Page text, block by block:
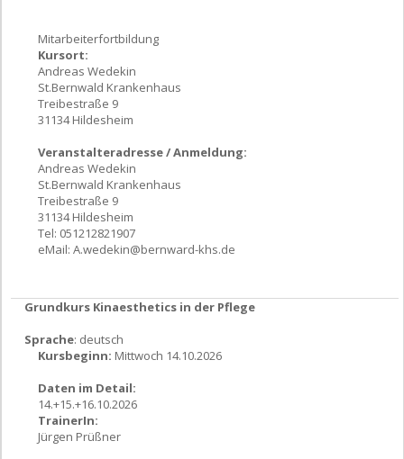
Mitarbeiterfortbildung
Kursort:
Andreas Wedekin
St.Bernwald Krankenhaus
Treibestraße 9
31134 Hildesheim
Veranstalteradresse / Anmeldung:
Andreas Wedekin
St.Bernwald Krankenhaus
Treibestraße 9
31134 Hildesheim
Tel: 051212821907
eMail: A.wedekin@bernward-khs.de
Grundkurs Kinaesthetics in der Pflege
Sprache: deutsch
Kursbeginn: Mittwoch 14.10.2026
Daten im Detail:
14.+15.+16.10.2026
TrainerIn:
Jürgen Prüßner